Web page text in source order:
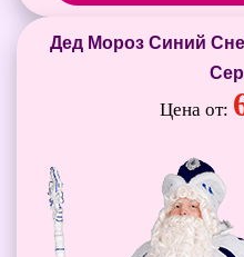
Дед Мороз Синий
Цена от: